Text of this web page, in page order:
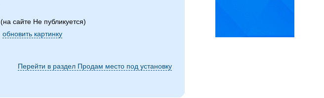
(на сайте Не публикуется)
обновить картинку
Перейти в раздел Продам место под установку